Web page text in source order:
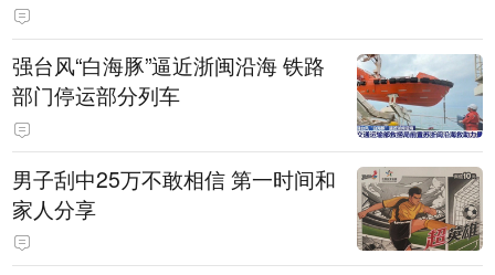
强台风“白海豚”逼近浙闽沿海 铁路
部门停运部分列车
男子刮中25万不敢相信 第一时间和
家人分享